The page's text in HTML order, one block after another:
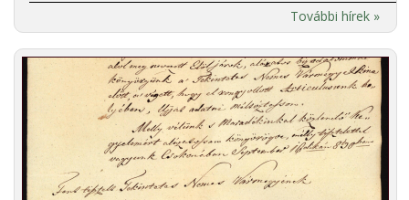
További hírek »